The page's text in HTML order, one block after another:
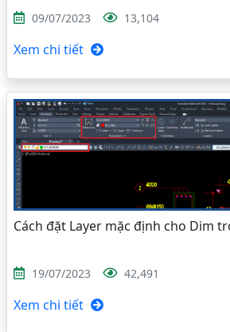
09/07/2023 13,104
Xem chi tiết
Cách đặt Layer mặc định cho Dim
19/07/2023 42,491
Xem chi tiết